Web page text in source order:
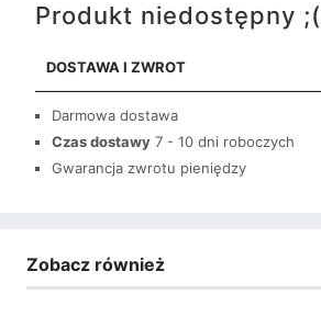
Produkt niedostępny ;(
DOSTAWA I ZWROT
Darmowa dostawa
Czas dostawy 7 - 10 dni roboczych
Gwarancja zwrotu pieniędzy
Zobacz również